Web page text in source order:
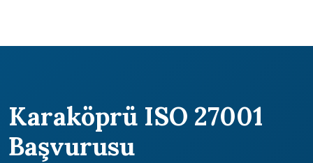
Karaköprü ISO 27001
Başvurusu